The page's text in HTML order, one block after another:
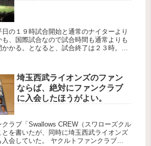
の１９時試合開始と通常のナイターより
、国際試合なので試合時間も通常よりも
かる。となると、試合終了は２３時。平
埼玉西武ライオンズのファン
ならば、絶対にファンクラブ
に入会したほうがよい。
ラブ「Swallows CREW（スワローズクル
を書いたが、同時に埼玉西武ライオンズ
会していた。 ヤクルトファンクラブ